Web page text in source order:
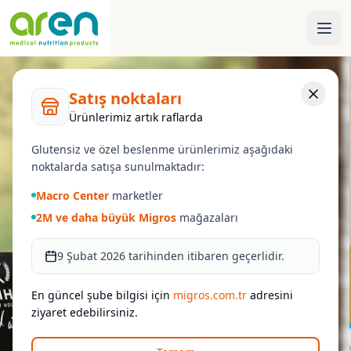
Satış noktaları
Ürünlerimiz artık raflarda
Glutensiz ve özel beslenme ürünlerimiz aşağıdaki
noktalarda satışa sunulmaktadır:
Macro Center marketler
2M ve daha büyük Migros mağazaları
9 Şubat 2026 tarihinden itibaren geçerlidir.
En güncel şube bilgisi için migros.com.tr adresini
ziyaret edebilirsiniz.